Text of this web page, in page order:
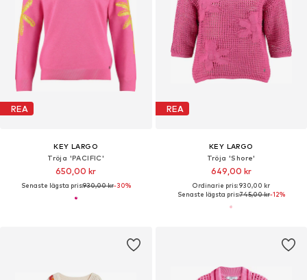
REA
KEY LARGO
Tröja 'PACIFIC'
650,00 kr
Senaste lägsta pris:930,00 kr-30%
REA
KEY LARGO
Tröja 'Shore'
649,00 kr
Ordinarie pris: 930,00 kr
Senaste lägsta pris:745,00 kr-12%